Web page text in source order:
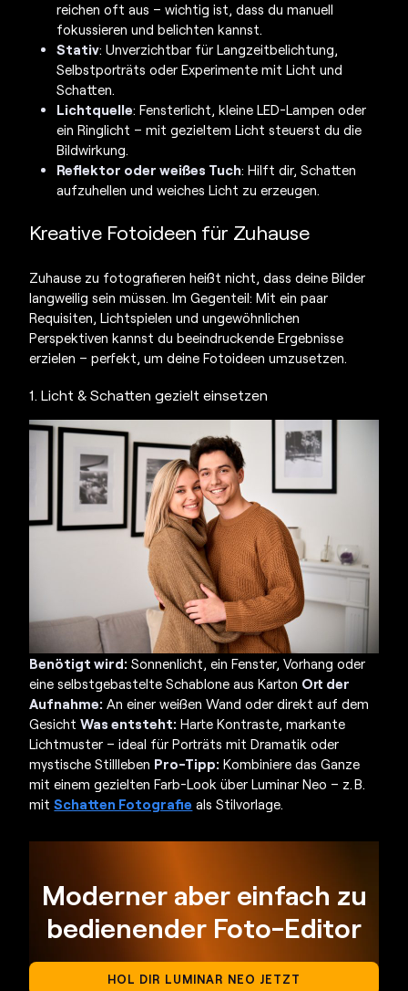
reichen oft aus – wichtig ist, dass du manuell
fokussieren und belichten kannst.
Stativ: Unverzichtbar für Langzeitbelichtung,
Selbstporträts oder Experimente mit Licht und
Schatten.
Lichtquelle: Fensterlicht, kleine LED-Lampen oder
ein Ringlicht – mit gezieltem Licht steuerst du die
Bildwirkung.
Reflektor oder weißes Tuch: Hilft dir, Schatten
aufzuhellen und weiches Licht zu erzeugen.
Kreative Fotoideen für Zuhause
Zuhause zu fotografieren heißt nicht, dass deine Bilder
langweilig sein müssen. Im Gegenteil: Mit ein paar
Requisiten, Lichtspielen und ungewöhnlichen
Perspektiven kannst du beeindruckende Ergebnisse
erzielen – perfekt, um deine Fotoideen umzusetzen.
1. Licht & Schatten gezielt einsetzen
Benötigt wird: Sonnenlicht, ein Fenster, Vorhang oder
eine selbstgebastelte Schablone aus Karton Ort der
Aufnahme: An einer weißen Wand oder direkt auf dem
Gesicht Was entsteht: Harte Kontraste, markante
Lichtmuster – ideal für Porträts mit Dramatik oder
mystische Stillleben Pro-Tipp: Kombiniere das Ganze
mit einem gezielten Farb-Look über Luminar Neo – z. B.
mit Schatten Fotografie als Stilvorlage.
Moderner aber einfach zu
bedienender Foto-Editor
HOL DIR LUMINAR NEO JETZT